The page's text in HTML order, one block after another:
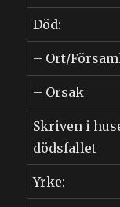
Död:
– Ort/
– Orsak
Skriven i
dödsfallet
Yrke: